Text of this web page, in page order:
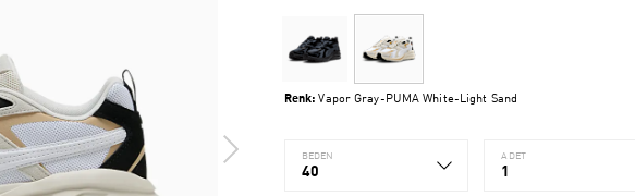
Renk: Vapor Gray-PUMA White-Light Sand
BEDEN
40
ADET
1